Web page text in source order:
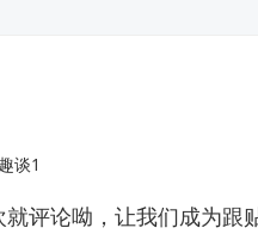
谈1
就评论呦，让我们成为跟